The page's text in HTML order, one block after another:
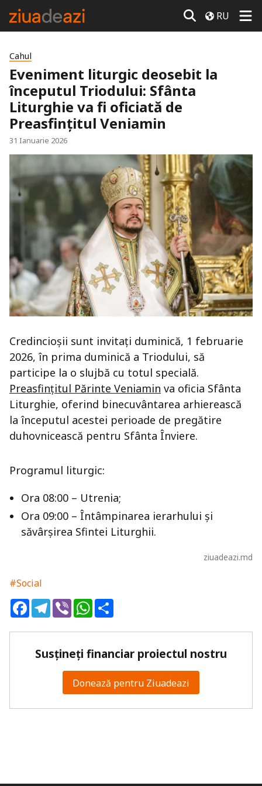
RU
Cahul
Eveniment liturgic deosebit la
începutul Triodului: Sfânta
Liturghie va fi oficiată de
Preasfințitul Veniamin
31 Ianuarie 2026
Credincioșii sunt invitați duminică, 1 februarie
2026, în prima duminică a Triodului, să
participe la o slujbă cu totul specială.
Preasfințitul Părinte Veniamin va oficia Sfânta
Liturghie, oferind binecuvântarea arhierească
la începutul acestei perioade de pregătire
duhovnicească pentru Sfânta Înviere.
Programul liturgic:
Ora 08:00 – Utrenia;
Ora 09:00 – Întâmpinarea ierarhului și
săvârșirea Sfintei Liturghii.
ziuadeazi.md
#Social
FacebookTelegram
ViberWhatsApp
Susțineți financiar proiectul nostru
Donează pentru Ziuadeazi